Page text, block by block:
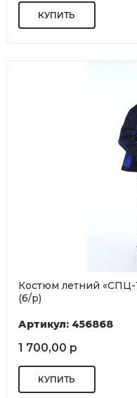
Костюм летний
(б/р)
Артикул: 456868
1 700,00 р